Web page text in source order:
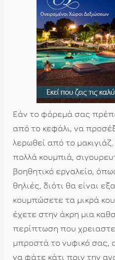
Εάν το φόρεμά σας
από το κεφάλι, να
λερωθεί από το
πολλά κουμπιά,
βοηθητικό εργαλείο,
θηλιές, διότι θα είναι
κουμπώσετε τα μικρά
έχετε στην άκρη μια
περίπτωση που
μπροστά το νυφικό σας,
να φάτε κάτι πριν την